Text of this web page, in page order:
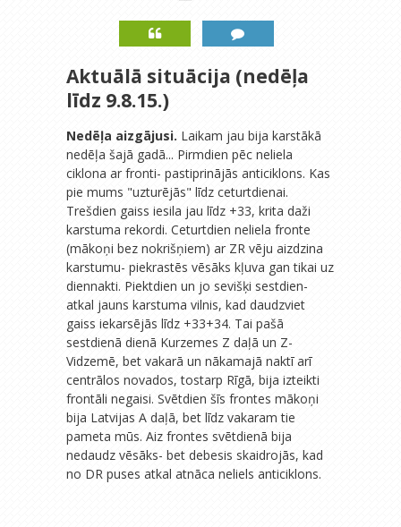
Aktuālā situācija (nedēļa
līdz 9.8.15.)
Nedēļa aizgājusi. Laikam jau bija karstākā
nedēļa šajā gadā... Pirmdien pēc neliela
ciklona ar fronti- pastiprinājās anticiklons. Kas
pie mums "uzturējās" līdz ceturtdienai.
Trešdien gaiss iesila jau līdz +33, krita daži
karstuma rekordi. Ceturtdien neliela fronte
(mākoņi bez nokrišņiem) ar ZR vēju aizdzina
karstumu- piekrastēs vēsāks kļuva gan tikai uz
diennakti. Piektdien un jo sevišķi sestdien-
atkal jauns karstuma vilnis, kad daudzviet
gaiss iekarsējās līdz +33+34. Tai pašā
sestdienā dienā Kurzemes Z daļā un Z-
Vidzemē, bet vakarā un nākamajā naktī arī
centrālos novados, tostarp Rīgā, bija izteikti
frontāli negaisi. Svētdien šīs frontes mākoņi
bija Latvijas A daļā, bet līdz vakaram tie
pameta mūs. Aiz frontes svētdienā bija
nedaudz vēsāks- bet debesis skaidrojās, kad
no DR puses atkal atnāca neliels anticiklons.